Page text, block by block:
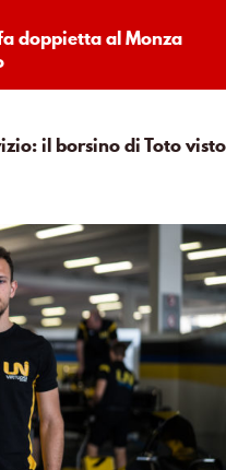
il borsino di Toto visto
doppietta al Monza